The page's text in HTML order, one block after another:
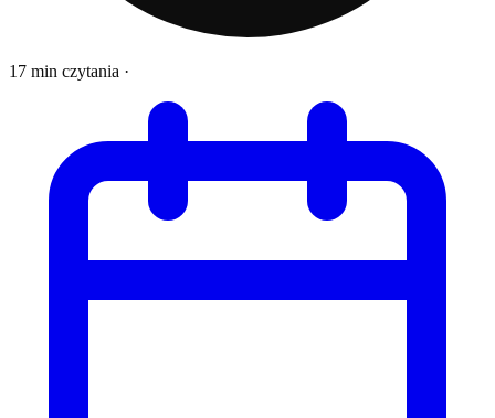
17 min czytania ·